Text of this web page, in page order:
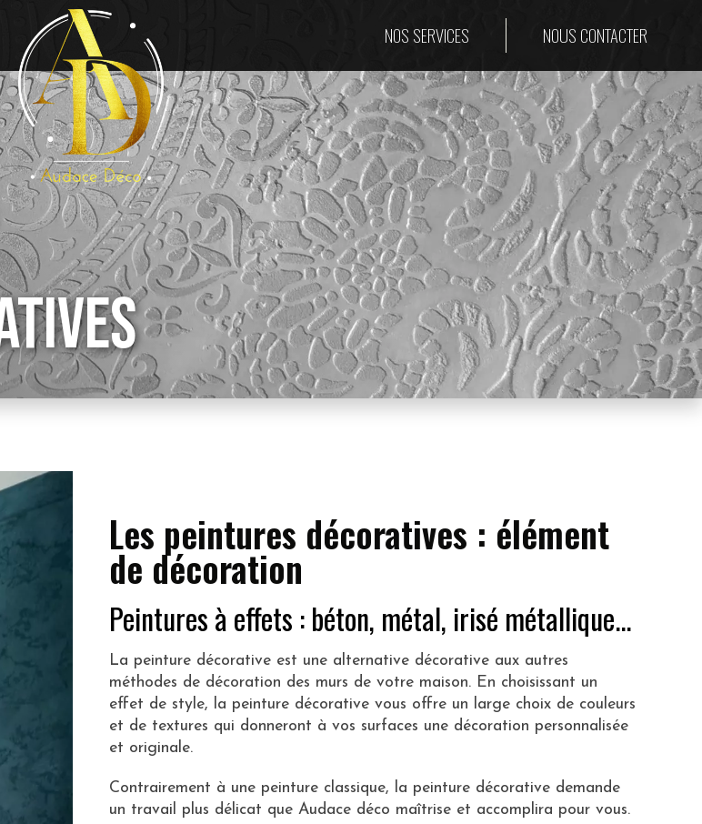
NOS SERVICES NOUS CONTACTER
Les peintures décoratives : élément
de décoration
Peintures à effets : béton, métal, irisé métallique...
La peinture décorative est une alternative décorative aux autres
méthodes de décoration des murs de votre maison. En choisissant un
effet de style, la peinture décorative vous offre un large choix de couleurs
et de textures qui donneront à vos surfaces une décoration personnalisée
et originale.
Contrairement à une peinture classique, la peinture décorative demande
un travail plus délicat que Audace déco maîtrise et accomplira pour vous.